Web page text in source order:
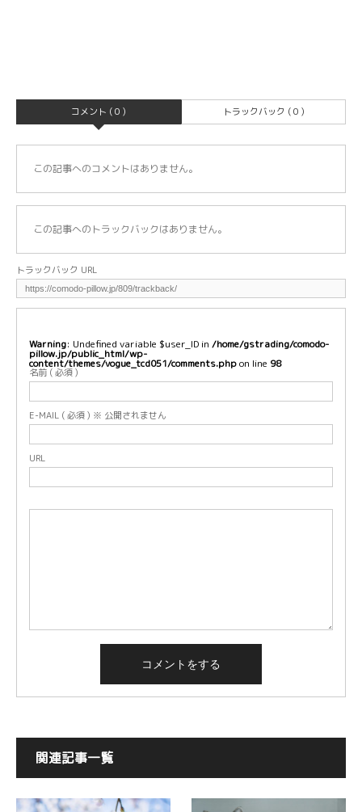
コメント ( 0 ) トラックバック ( 0 )
この記事へのコメントはありません。
この記事へのトラックバックはありません。
トラックバック URL
Warning : Undefined variable $user_ID in /home/gstrading/comodo-
pillow.jp/public_html/wp-
content/themes/vogue_tcd051/comments.phpon line 98
名前 ( 必須 )
E-MAIL ( 必須 ) ※ 公開されません
URL
関連記事一覧